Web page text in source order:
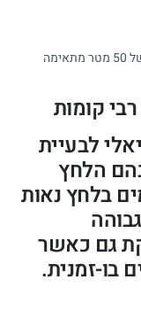
משאבת CSB בספיקה של 15 מק"ש וגובה הרמה של 50 מטר מתאימה
קומות
לבעיית
הלחץ
בלחץ נאות
גם כאשר
בו-זמנית.